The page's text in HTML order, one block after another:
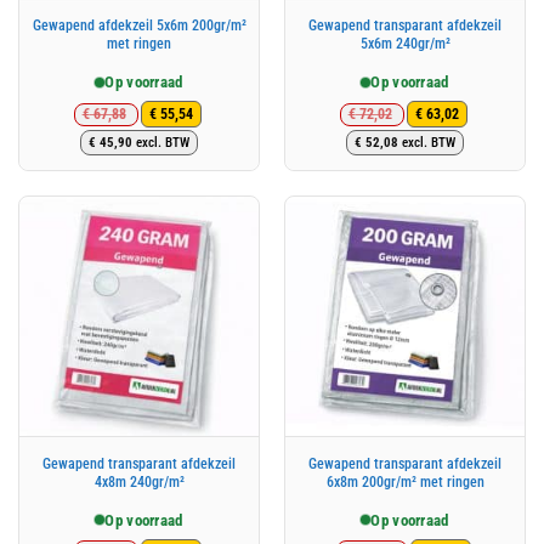
Gewapend afdekzeil 5x6m 200gr/m²
met ringen
Op voorraad
€67,88
Oorspronkelijke
prijs
was:
€ 55,54
Huidige
prijs
is:
€ 45,90 excl. BTW
Gewapend transparant afdekzeil
5x6m 240gr/m²
Op voorraad
€72,02
Oorspronkelijke
prijs
was:
€ 63,02
Huidige
prijs
is:
€ 52,08 excl. BTW
Gewapend transparant afdekzeil
4x8m 240gr/m²
Op voorraad
Gewapend transparant afdekzeil
6x8m 200gr/m² met ringen
Op voorraad